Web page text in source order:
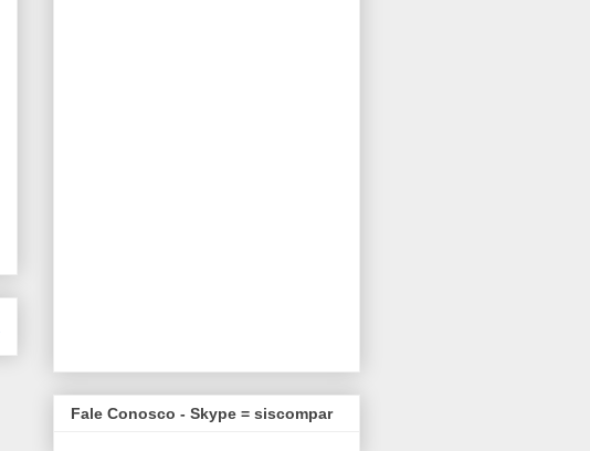
Fale Conosco - Skype = siscompar